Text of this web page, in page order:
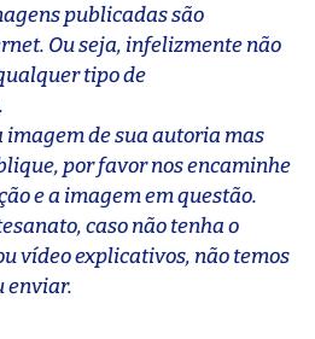
publicadas são
Ou seja, infelizmente não
tipo de
imagem de sua autoria mas
por favor nos encaminhe
e a imagem em questão.
caso não tenha o
vídeo explicativos, não temos
enviar.